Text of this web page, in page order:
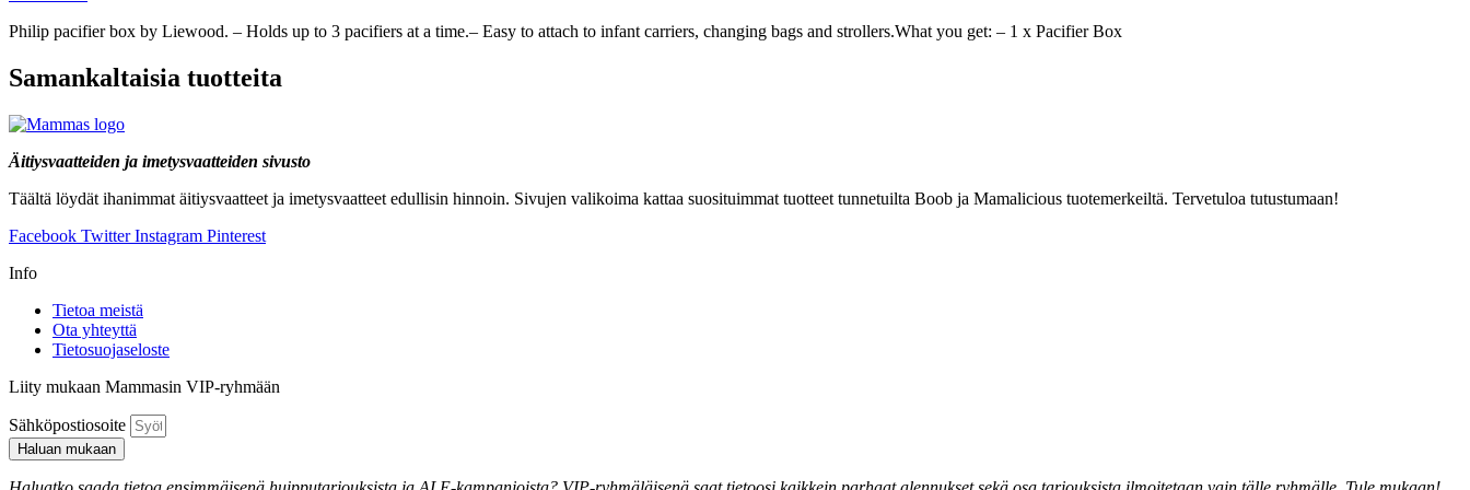
Philip pacifier box by Liewood. – Holds up to 3 pacifiers at a time.– Easy to attach to infant carriers, changing bags and strollers.What you get: – 1 x Pacifier Box
Samankaltaisia tuotteita
Äitiysvaatteiden ja imetysvaatteiden sivusto
Täältä löydät ihanimmat äitiysvaatteet ja imetysvaatteet edullisin hinnoin. Sivujen valikoima kattaa suosituimmat tuotteet tunnetuilta Boob ja Mamalicious tuotemerkeiltä. Tervetuloa tutustumaan!
Facebook Twitter Instagram Pinterest
Info
Tietoa meistä
Ota yhteyttä
Tietosuojaseloste
Liity mukaan Mammasin VIP-ryhmään
Sähköpostiosoite
Haluan mukaan